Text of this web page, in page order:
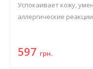
Успокаивает кожу,
аллергические
597 грн.